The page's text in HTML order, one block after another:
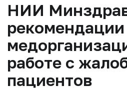
НИИ
рекомендации
работе с
пациентов